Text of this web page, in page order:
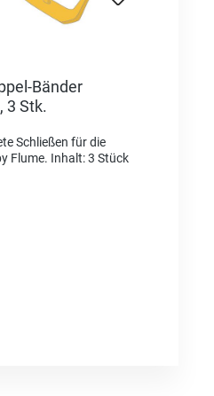
Bänder
3 Stk.
Schließen für die
Flume. Inhalt: 3 Stück